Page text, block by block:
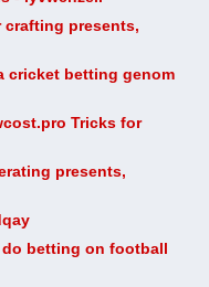
crafting presents,
cricket betting genom
Tricks for
presents,
do betting on football